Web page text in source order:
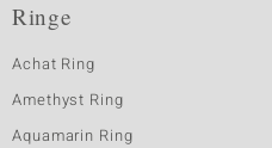
Ringe
Achat Ring
Amethyst Ring
Aquamarin Ring